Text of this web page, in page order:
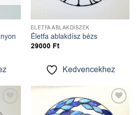
ÉLETFA ABLAKDÍSZEK
Életfa ablakdísz bézs
29000 Ft
Kedvencekhez
Kedvencekhez